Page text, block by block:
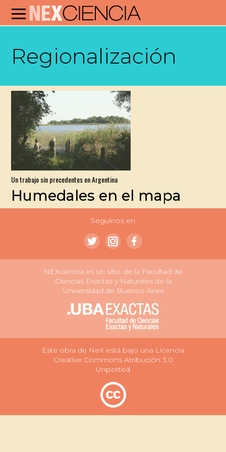
Regionalización
Un trabajo sin precedentes en Argentina
Humedales en el mapa
Seguinos en
NEXciencia es un sitio de la Facultad de
Ciencias Exactas y Naturales de la
Universidad de Buenos Aires
Este obra de NeX está bajo una Licencia
Creative Commons Atribución 3.0
Unported